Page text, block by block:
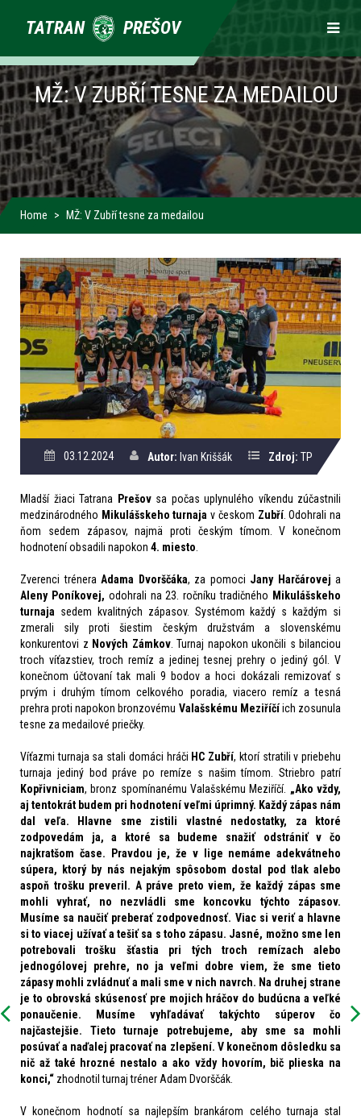
TATRAN PREŠOV
Primárne
odkazy
MŽ: V ZUBŘÍ TESNE ZA MEDAILOU
Home MŽ: V Zubří tesne za medailou
03.12.2024 Autor: Ivan Kriššák Zdroj: TP
Mladší žiaci Tatrana Prešovsa počas uplynulého víkendu zúčastnili
medzinárodného Mikulášskeho turnaja v českom Zubří. Odohrali na
ňom sedem zápasov, najmä proti českým tímom. V konečnom
hodnotení obsadili napokon 4. miesto.
Zverenci trénera Adama Dvorščáka, za pomoci Jany Harčárovej a
Aleny Poníkovej, odohrali na 23. ročníku tradičného Mikulášskeho
turnaja sedem kvalitných zápasov. Systémom každý s každým si
zmerali sily proti šiestim českým družstvám a slovenskému
konkurentovi z Nových Zámkov. Turnaj napokon ukončili s bilanciou
troch víťazstiev, troch remíz a jedinej tesnej prehry o jediný gól. V
konečnom účtovaní tak mali 9 bodov a hoci dokázali remizovať s
prvým i druhým tímom celkového poradia, viacero remíz a tesná
prehra proti napokon bronzovému Valašskému Meziříčíich zosunula
tesne za medailové priečky.
Víťazmi turnaja sa stali domáci hráči HC Zubří, ktorí stratili v priebehu
turnaja jediný bod práve po remíze s našim tímom. Striebro patrí
Kopřivniciam, bronz spomínanému Valašskému Meziříčí. „Ako vždy,
aj tentokrát budem pri hodnotení veľmi úprimný. Každý zápas nám
dal veľa. Hlavne sme zistili vlastné nedostatky, za ktoré
zodpovedám ja,a ktoré sa budeme snažiť odstrániť v čo
najkratšom čase. Pravdou je, že v lige nemáme adekvátneho
súpera, ktorý by nás nejakým spôsobom dostal pod tlak alebo
aspoň trošku preveril. A práve preto viem, že každý zápas sme
mohli vyhrať, no nezvládli sme koncovku týchto zápasov.
Musíme sa naučiť preberať zodpovednosť. Viac si veriť a hlavne
si to viacej užívať a tešiť sa s toho zápasu. Jasné, možno sme len
potrebovali trošku šťastia pri tých troch remízach alebo
jednogólovej prehre, no ja veľmi dobre viem, že sme tieto
zápasy mohli zvládnuť a mali sme v nich navrch. Na druhej strane
je to obrovská skúsenosť pre mojich hráčov do budúcna a veľké
ponaučenie. Musíme vyhľadávať takýchto súperov čo
najčastejšie. Tieto turnaje potrebujeme, aby sme sa mohli
posúvať a naďalej pracovaťna zlepšení. V konečnom dôsledku sa
nič až také hrozné nestalo a ako vždy hovorím, bič plieska na
konci,“ zhodnotil turnaj tréner Adam Dvorščák.
V konečnom hodnotísa najlepším brankárom celéhoturnaja stal